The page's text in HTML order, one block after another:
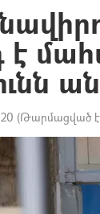
(Թարմացված